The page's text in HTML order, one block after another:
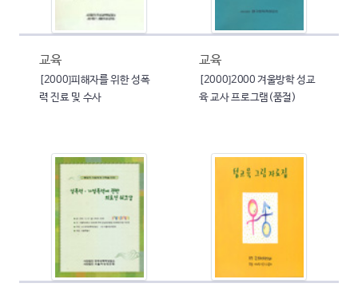
교육
[2000]피해자를 위한 성폭
력 진료 및 수사
교육
[2000]2000 겨울방학 성교
육 교사 프로그램(품절)